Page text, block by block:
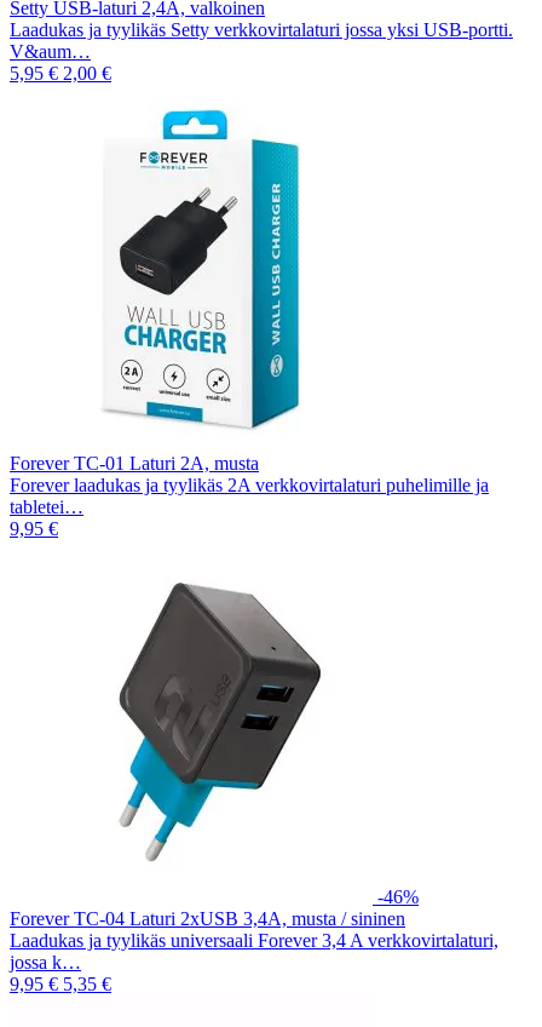
Setty USB-laturi 2,4A, valkoinen
Laadukas ja tyylikäs Setty verkkovirtalaturi jossa yksi USB-portti.
V&aum…
5,95 € 2,00 €
Forever TC-01 Laturi 2A, musta
Forever laadukas ja tyylikäs 2A verkkovirtalaturi puhelimille ja
tabletei…
9,95 €
-46%
Forever TC-04 Laturi 2xUSB 3,4A, musta / sininen
Laadukas ja tyylikäs universaali Forever 3,4 A verkkovirtalaturi,
jossa k…
9,95 € 5,35 €